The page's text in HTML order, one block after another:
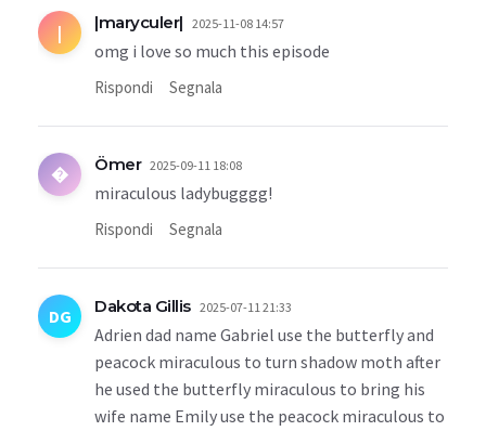
| |maryculer| 2025-11-08 14:57
omg i love so much this episode
Rispondi Segnala
� Ömer 2025-09-11 18:08
miraculous ladybugggg!
Rispondi Segnala
DG Dakota Gillis 2025-07-11 21:33
Adrien dad name Gabriel use the butterfly and
peacock miraculous to turn shadow moth after
he used the butterfly miraculous to bring his
wife name Emily use the peacock miraculous to